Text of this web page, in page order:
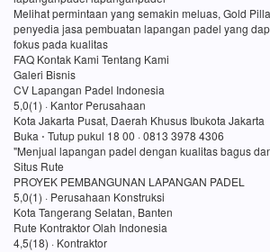
Melihat permintaan yang semakin meluas, Gold
penyedia jasa pembuatan lapangan padel yang
fokus pada kualitas
FAQ Kontak Kami Tentang Kami
Galeri Bisnis
CV Lapangan Padel Indonesia
5,0(1) · Kantor Perusahaan
Kota Jakarta Pusat, Daerah Khusus Ibukota Jakarta
Buka ⋅ Tutup pukul 18 00 · 0813 3978 4306
"Menjual lapangan padel dengan kualitas bagus
Situs Rute
PROYEK PEMBANGUNAN LAPANGAN PADEL
5,0(1) · Perusahaan Konstruksi
Kota Tangerang Selatan, Banten
Rute Kontraktor Olah Indonesia
4,5(18) · Kontraktor